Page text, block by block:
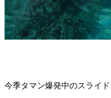
今季タマン爆発中のスライ